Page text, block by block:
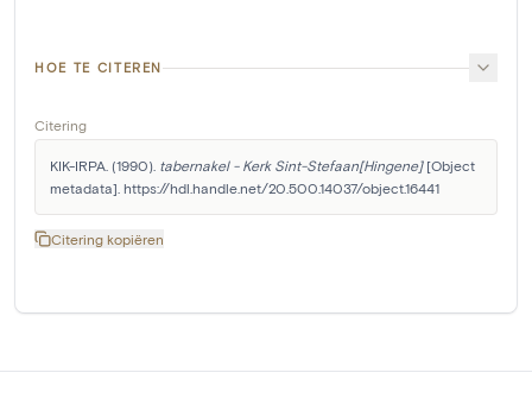
HOE TE CITEREN
Citering
KIK-IRPA. (1990). tabernakel - Kerk Sint-Stefaan[Hingene] [Object
metadata]. https://hdl.handle.net/20.500.14037/object.16441
Citering kopiëren